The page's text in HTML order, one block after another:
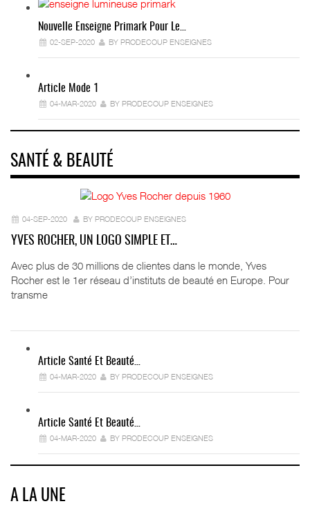
Nouvelle Enseigne Primark Pour Le…
02-SEP-2020 BY PRODECOUP ENSEIGNES
Article Mode 1
04-MAR-2020 BY PRODECOUP ENSEIGNES
SANTÉ & BEAUTÉ
04-SEP-2020 BY PRODECOUP ENSEIGNES
YVES ROCHER, UN LOGO SIMPLE ET…
Avec plus de 30 millions de clientes dans le monde, Yves
Rocher est le 1er réseau d’instituts de beauté en Europe. Pour
transme
Article Santé Et Beauté…
04-MAR-2020 BY PRODECOUP ENSEIGNES
Article Santé Et Beauté…
04-MAR-2020 BY PRODECOUP ENSEIGNES
A LA UNE